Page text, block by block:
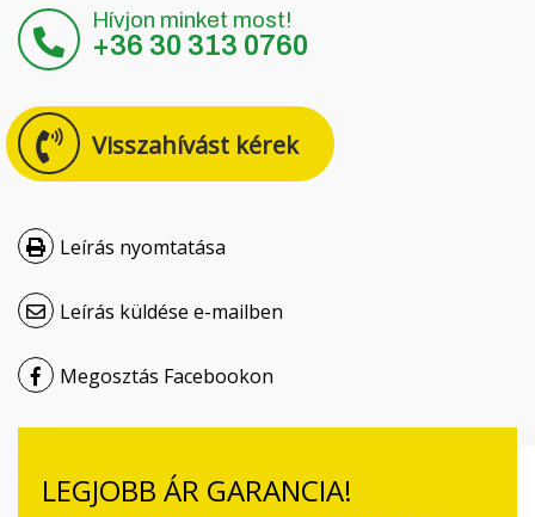
Deutsch
Hrvatski
Čeština
Nederlands
Hívjon minket most!
+36 30 313 0760
Visszahívást kérek
Leírás nyomtatása
Leírás küldése e-mailben
Megosztás Facebookon
LEGJOBB ÁR GARANCIA!